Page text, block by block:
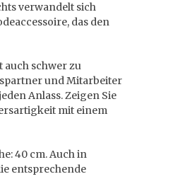
verwandelt sich
das den
auch schwer zu
und Mitarbeiter
Anlass. Zeigen Sie
mit einem
40 cm. Auch in
entsprechende